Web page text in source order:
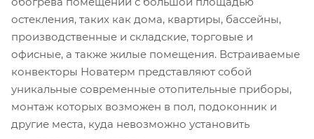
остекления, таких как дома, квартиры, бассейны,
производственные и складские, торговые и
офисные, а также жилые помещения. Встраиваемые
конвекторы Новатерм представляют собой
уникальные современные отопительные приборы,
монтаж которых возможен в пол, подоконник и
другие места, куда невозможно установить